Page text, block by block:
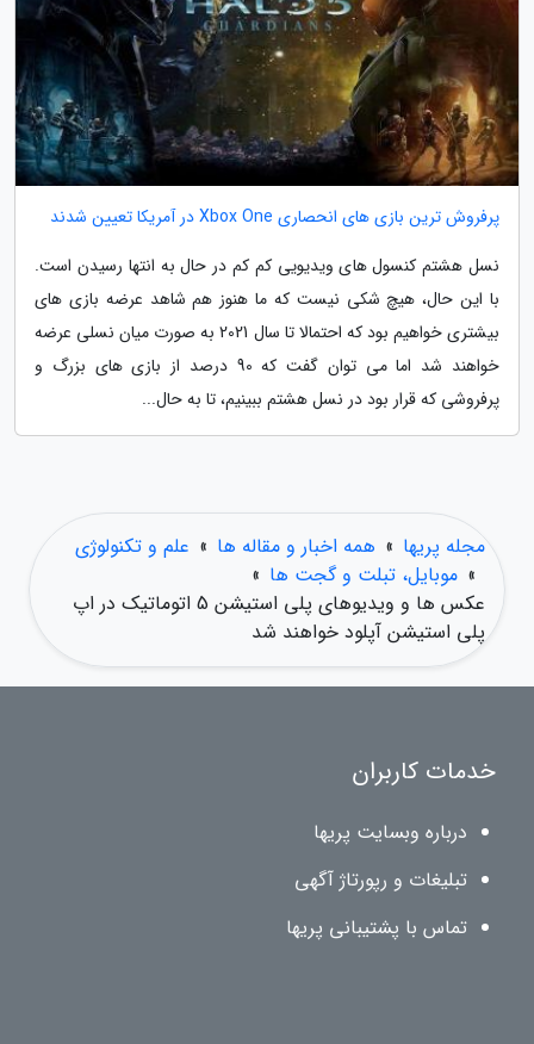
پرفروش ترین بازی های انحصاری Xbox One در آمریکا تعیین شدند
نسل هشتم کنسول های ویدیویی کم کم در حال به انتها رسیدن است.
با این حال، هیچ شکی نیست که ما هنوز هم شاهد عرضه بازی های
بیشتری خواهیم بود که احتمالا تا سال 2021 به صورت میان نسلی عرضه
خواهند شد اما می توان گفت که 90 درصد از بازی های بزرگ و
پرفروشی که قرار بود در نسل هشتم ببینیم، تا به حال...
مجله پریها » همه اخبار و مقاله ها » علم و تکنولوژی
» موبایل، تبلت و گجت ها »
عکس ها و ویدیوهای پلی استیشن 5 اتوماتیک در اپ
پلی استیشن آپلود خواهند شد
خدمات کاربران
درباره وبسایت پریها
تبلیغات و رپورتاژ آگهی
تماس با پشتیبانی پریها